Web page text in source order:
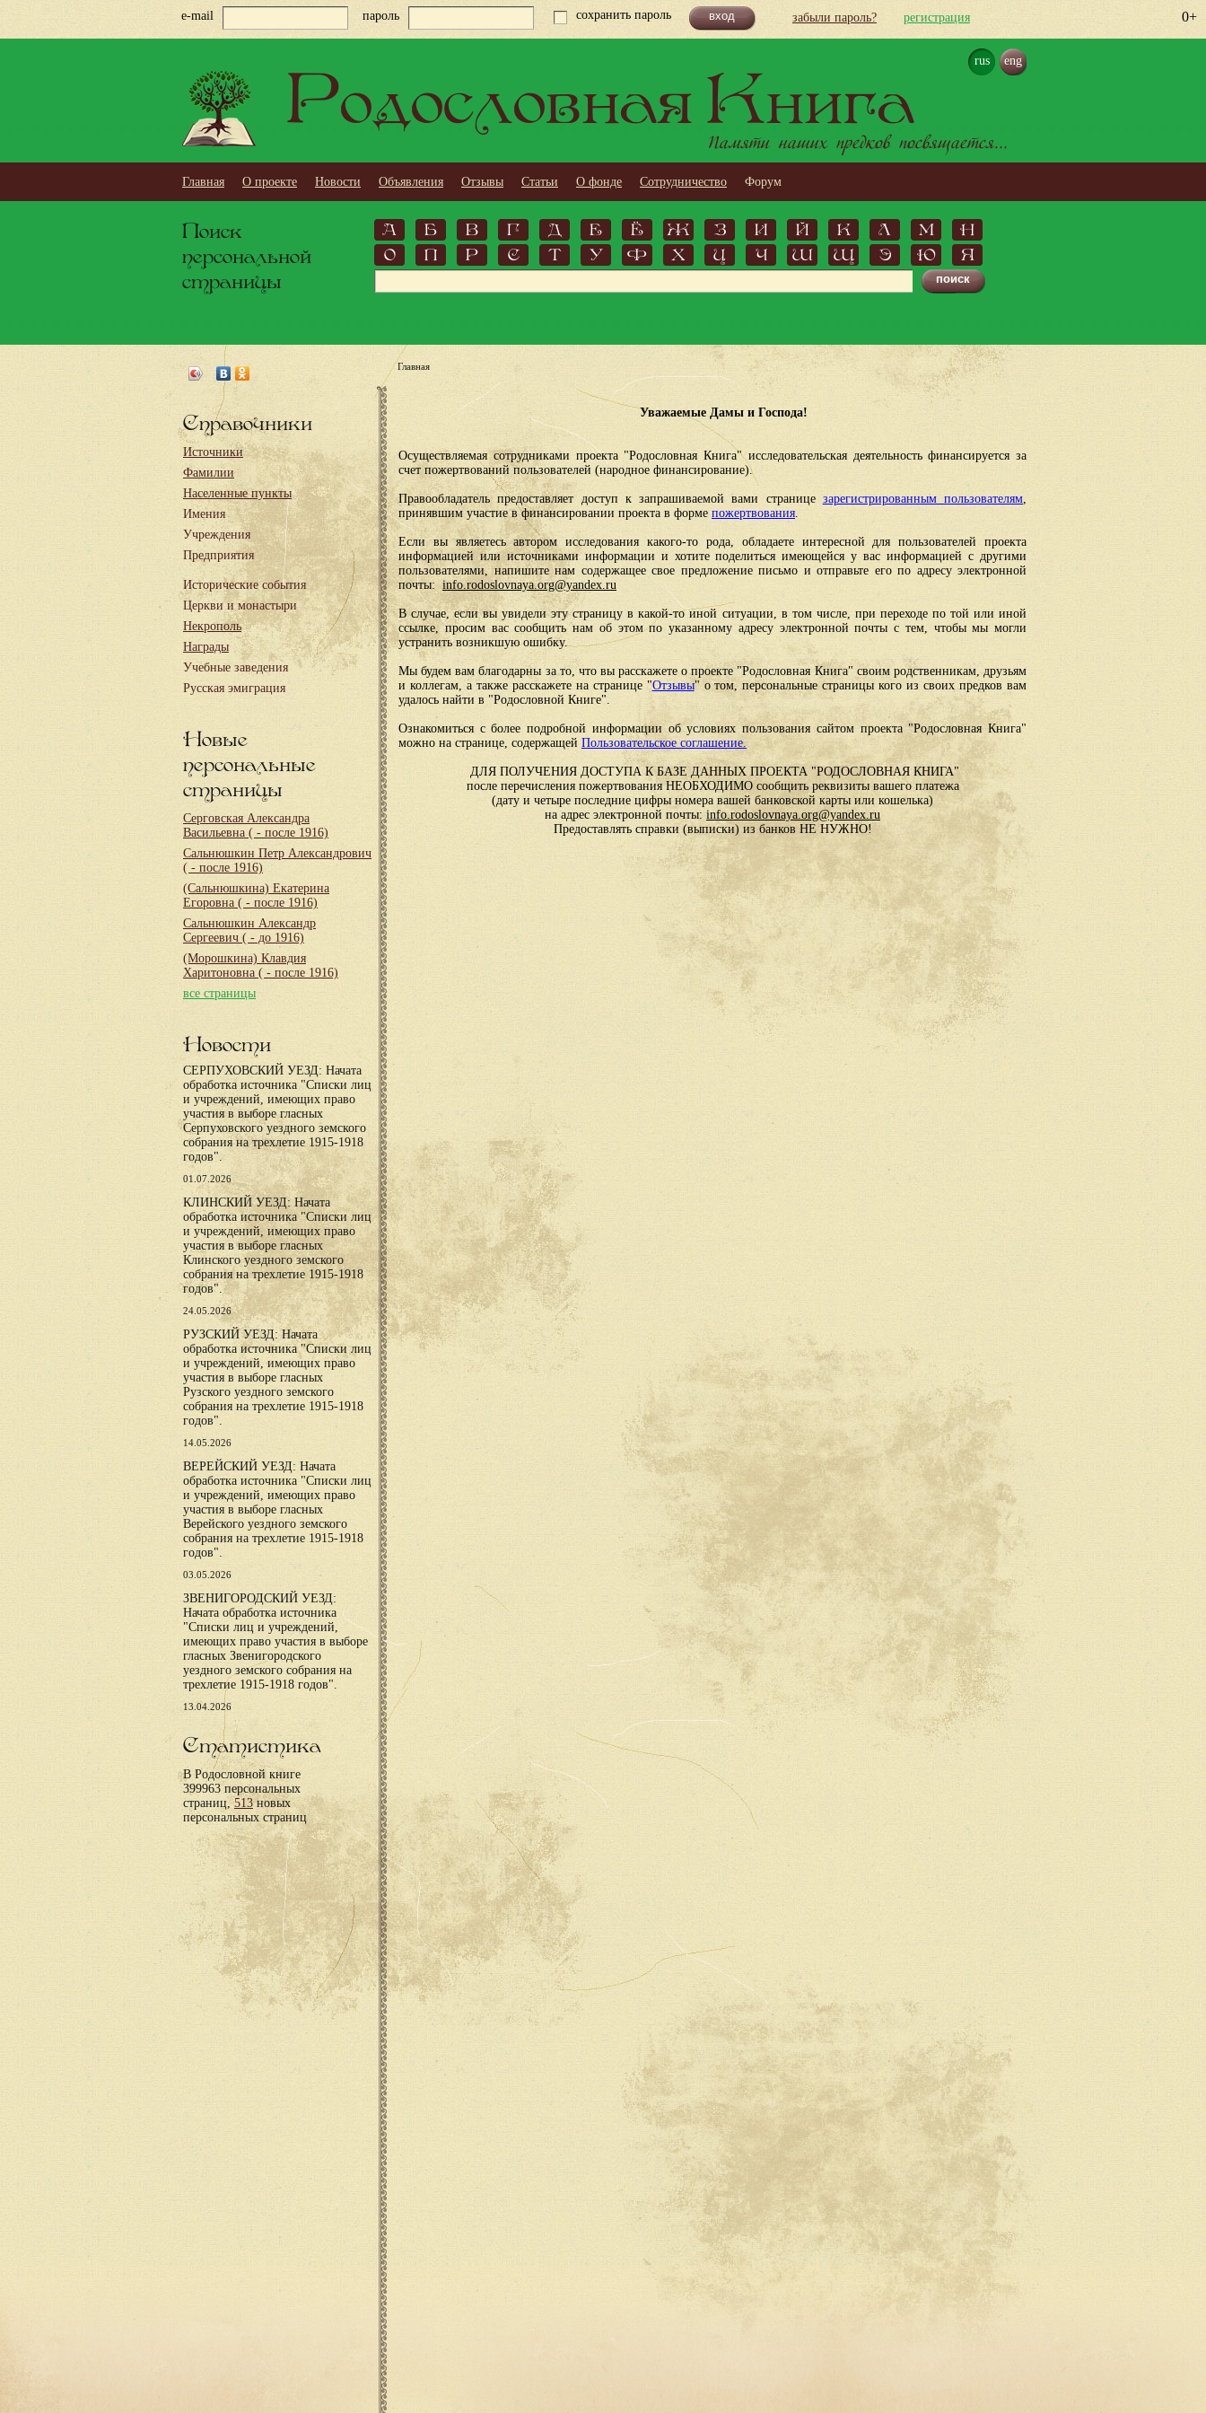
0+
e-mail пароль сохранить пароль забыли пароль? регистрация
rus eng
Родословная Книга
Памяти наших предков посвящается...
Главная О проекте Новости Объявления Отзывы Статьи О фонде Сотрудничество Форум
Поиск
персональной
страницы
А Б В Г Д Е Ё Ж З И Й К Л М
Н
О
П Р С Т У Ф Х Ц Ч Ш Щ Э Ю Я
Справочники
Источники
Фамилии
Населенные пункты
Имения
Учреждения
Предприятия
Исторические события
Церкви и монастыри
Некрополь
Награды
Учебные заведения
Русская эмиграция
Новые
персональные
страницы
Серговская Александра
Васильевна ( - после 1916)
Сальнюшкин Петр Александрович
( - после 1916)
(Сальнюшкина) Екатерина
Егоровна ( - после 1916)
Сальнюшкин Александр
Сергеевич ( - до 1916)
(Морошкина) Клавдия
Харитоновна ( - после 1916)
все страницы
Новости
СЕРПУХОВСКИЙ УЕЗД: Начата
обработка источника "Списки лиц
и учреждений, имеющих право
участия в выборе гласных
Серпуховского уездного земского
собрания на трехлетие 1915-1918
годов".
01.07.2026
КЛИНСКИЙ УЕЗД: Начата
обработка источника "Списки лиц
и учреждений, имеющих право
участия в выборе гласных
Клинского уездного земского
собрания на трехлетие 1915-1918
годов".
24.05.2026
РУЗСКИЙ УЕЗД: Начата
обработка источника "Списки лиц
и учреждений, имеющих право
участия в выборе гласных
Рузского уездного земского
собрания на трехлетие 1915-1918
годов".
14.05.2026
ВЕРЕЙСКИЙ УЕЗД: Начата
обработка источника "Списки лиц
и учреждений, имеющих право
участия в выборе гласных
Верейского уездного земского
собрания на трехлетие 1915-1918
годов".
03.05.2026
ЗВЕНИГОРОДСКИЙ УЕЗД:
Начата обработка источника
"Списки лиц и учреждений,
имеющих право участия в выборе
гласных Звенигородского
уездного земского собрания на
трехлетие 1915-1918 годов".
13.04.2026
Статистика
В Родословной книге
399963 персональных
страниц,513новых
персональных страниц
Главная
Уважаемые Дамы и Господа!
Осуществляемая сотрудниками проекта "Родословная Книга" исследовательская деятельность финансируется за
счет пожертвований пользователей (народное финансирование).
Правообладатель предоставляет доступ к запрашиваемой вами странице зарегистрированным пользователям,
принявшим участие в финансировании проекта в форме пожертвования.
Если вы являетесь автором исследования какого-то рода, обладаете интересной для пользователей проекта
информацией или источниками информации и хотите поделиться имеющейся у вас информацией с другими
пользователями, напишите нам содержащее свое предложение письмо и отправьте его по адресу электронной
почты: info.rodoslovnaya.org@yandex.ru
В случае, если вы увидели эту страницу в какой-то иной ситуации, в том числе, при переходе по той или иной
ссылке, просим вас сообщить нам об этом по указанному адресу электронной почты с тем, чтобы мы могли
устранить возникшую ошибку.
Мы будем вам благодарны за то, что вы расскажете о проекте "Родословная Книга" своим родственникам, друзьям
и коллегам, а также расскажете на странице "Отзывы" о том, персональные страницы кого из своих предков вам
удалось найти в "Родословной Книге".
Ознакомиться с более подробной информации об условиях пользования сайтом проекта "Родословная Книга"
можно на странице, содержащей Пользовательское соглашение.
ДЛЯ ПОЛУЧЕНИЯ ДОСТУПА К БАЗЕ ДАННЫХ ПРОЕКТА "РОДОСЛОВНАЯ КНИГА"
после перечисления пожертвования НЕОБХОДИМО сообщить реквизиты вашего платежа
(дату и четыре последние цифры номера вашей банковской карты или кошелька)
на адрес электронной почты: info.rodoslovnaya.org@yandex.ru
Предоставлять справки (выписки) из банков НЕ НУЖНО!